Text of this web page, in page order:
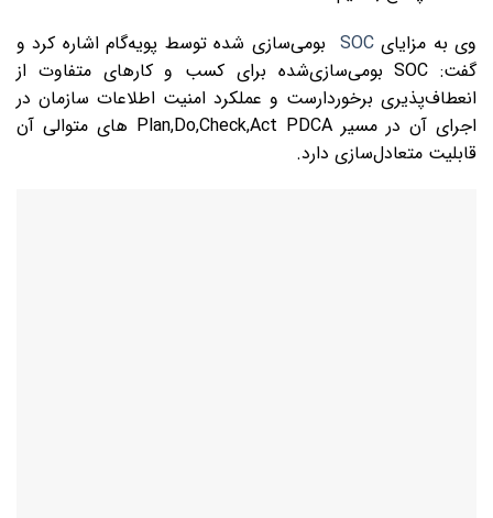
وی به مزایایSOC بومی‌سازی ‌شده توسط پویه‌گام اشاره کرد و
گفت: SOC بومی‌سازی‌شده برای کسب ‌و کارهای متفاوت از
انعطاف‌پذیری برخوردارست و عملکرد امنیت اطلاعات سازمان در
اجرای آن در مسیر Plan,Do,Check,Act PDCA های متوالی آن
قابلیت متعادل‌سازی دارد.